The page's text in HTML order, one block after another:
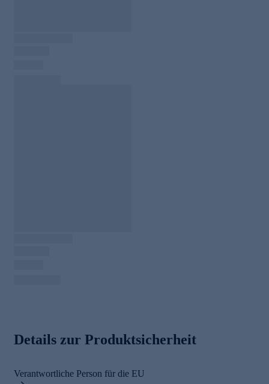
Details zur Produktsicherheit
Verantwortliche Person für die EU